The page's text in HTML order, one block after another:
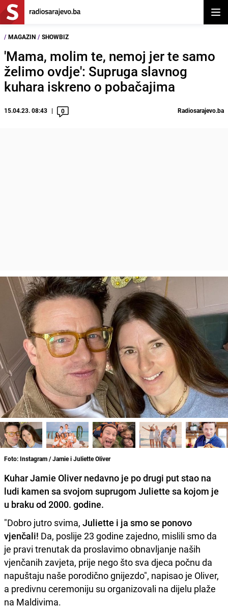
/ MAGAZIN / SHOWBIZ
'Mama, molim te, nemoj jer te samo
želimo ovdje': Supruga slavnog
kuhara iskreno o pobačajima
15.04.23. 08:43 0 Radiosarajevo.ba
Foto: Instagram / Jamie i Juliette Oliver
Kuhar Jamie Oliver nedavno je po drugi put stao na
ludi kamen sa svojom suprugom Juliette sa kojom je
u braku od 2000. godine.
"Dobro jutro svima, Juliette i ja smo se ponovo
vjenčali! Da, poslije 23 godine zajedno, mislili smo da
je pravi trenutak da proslavimo obnavljanje naših
vjenčanih zavjeta, prije nego što sva djeca počnu da
napuštaju naše porodično gnijezdo", napisao je Oliver,
a predivnu ceremoniju su organizovali na dijelu plaže
na Maldivima.